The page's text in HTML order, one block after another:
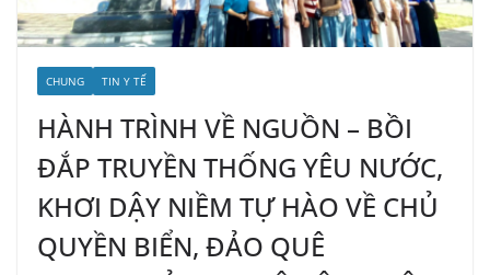
CHUNG TIN Y TẾ
HÀNH TRÌNH VỀ NGUỒN – BỒI
ĐẮP TRUYỀN THỐNG YÊU NƯỚC,
KHƠI DẬY NIỀM TỰ HÀO VỀ CHỦ
QUYỀN BIỂN, ĐẢO QUÊ